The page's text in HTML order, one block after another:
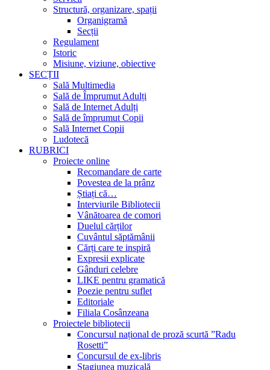
Structură, organizare, spații
Organigramă
Secții
Regulament
Istoric
Misiune, viziune, obiective
SECȚII
Sală Multimedia
Sală de Împrumut Adulți
Sală de Internet Adulți
Sală de împrumut Copii
Sală Internet Copii
Ludotecă
RUBRICI
Proiecte online
Recomandare de carte
Povestea de la prânz
Știați că…
Interviurile Bibliotecii
Vânătoarea de comori
Duelul cărților
Cuvântul săptămânii
Cărți care te inspiră
Expresii explicate
Gânduri celebre
LIKE pentru gramatică
Poezie pentru suflet
Editoriale
Filiala Cosânzeana
Proiectele bibliotecii
Concursul național de proză scurtă ”Radu
Rosetti”
Concursul de ex-libris
Stagiunea muzicală